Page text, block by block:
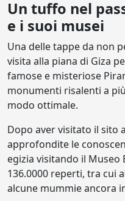
Un tuffo nel
e i suoi musei
Una delle tappe da non
visita alla piana di Giza
famose e misteriose
monumenti risalenti a
modo ottimale.
Dopo aver visitato il sito
approfondite le
egizia visitando il Museo
136.0000 reperti, tra cui
alcune mummie ancora